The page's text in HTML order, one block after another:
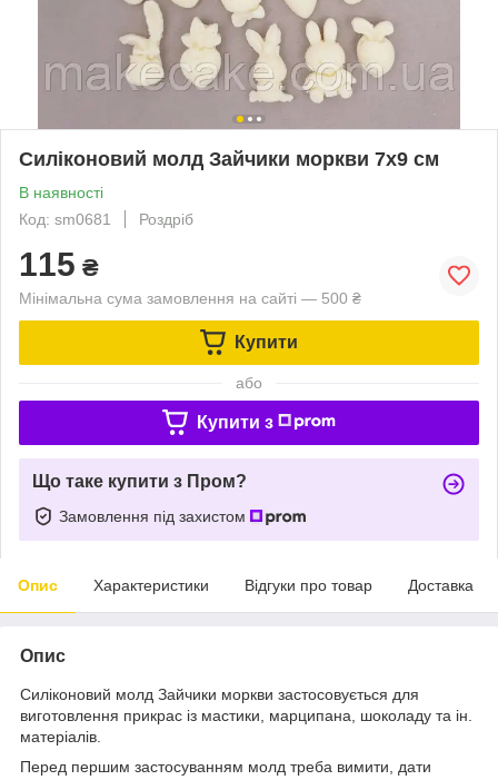
Силіконовий молд Зайчики моркви 7х9 см
В наявності
Код: sm0681
Роздріб
115 ₴
Мінімальна сума замовлення на сайті — 500 ₴
Купити
або
Купити з
Що таке купити з Пром?
Замовлення під захистом
Опис Характеристики Відгуки про товар Доставка
Опис
Силіконовий молд Зайчики моркви застосовується для
виготовлення прикрас із мастики, марципана, шоколаду та ін.
матеріалів.
Перед першим застосуванням молд треба вимити, дати